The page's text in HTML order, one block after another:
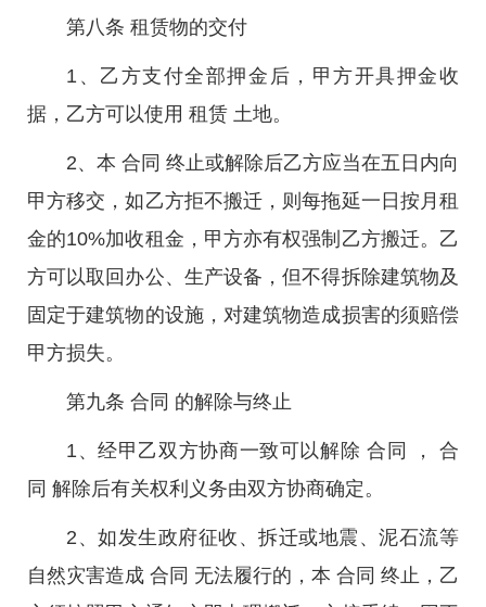
第八条 租赁物的交付
1、乙方支付全部押金后，甲方开具押金收
据，乙方可以使用 租赁 土地。
2、本 合同 终止或解除后乙方应当在五日内向
甲方移交，如乙方拒不搬迁，则每拖延一日按月租
金的10%加收租金，甲方亦有权强制乙方搬迁。乙
方可以取回办公、生产设备，但不得拆除建筑物及
固定于建筑物的设施，对建筑物造成损害的须赔偿
甲方损失。
第九条 合同 的解除与终止
1、经甲乙双方协商一致可以解除 合同 ， 合
同 解除后有关权利义务由双方协商确定。
2、如发生政府征收、拆迁或地震、泥石流等
自然灾害造成 合同 无法履行的，本 合同 终止，乙